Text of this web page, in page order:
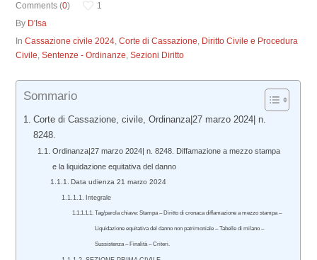
Comments (0)
1
By D'Isa
InCassazione civile 2024,Corte di Cassazione, Diritto Civile e Procedura
Civile,Sentenze - Ordinanze,Sezioni Diritto
Sommario
Corte di Cassazione, civile, Ordinanza|27 marzo 2024| n.
8248.
Ordinanza|27 marzo 2024| n. 8248. Diffamazione a mezzo stampa
e la liquidazione equitativa del danno
Data udienza 21 marzo 2024
Integrale
Tag/parola chiave: Stampa – Diritto di cronaca diffamazione a mezzo stampa –
Liquidazione equitativa del danno non patrimoniale – Tabelle di milano –
Sussistenza – Finalità – Criteri.